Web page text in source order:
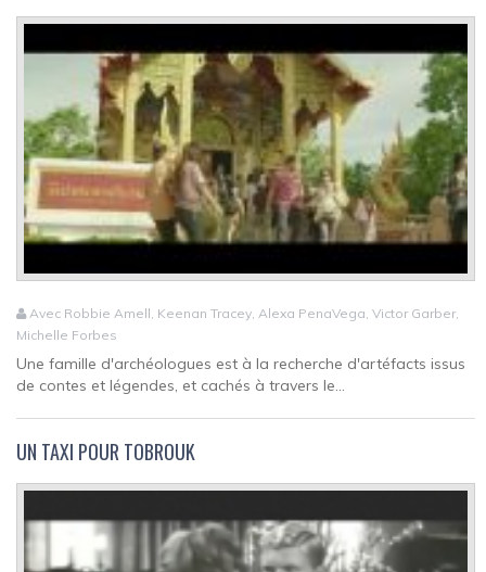
Avec Robbie Amell, Keenan Tracey, Alexa PenaVega, Victor Garber,
Michelle Forbes
Une famille d'archéologues est à la recherche d'artéfacts issus
de contes et légendes, et cachés à travers le...
UN TAXI POUR TOBROUK